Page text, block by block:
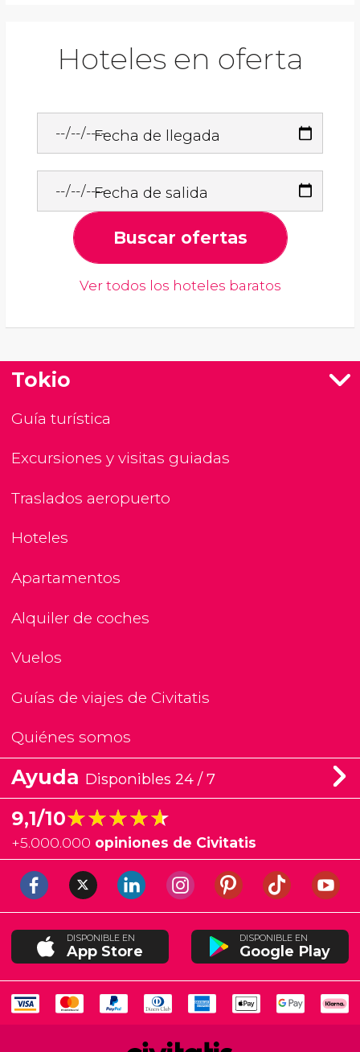
Hoteles en oferta
Fecha de llegada
Fecha de salida
Buscar ofertas
Ver todos los hoteles baratos
Tokio
Guía turística
Excursiones y visitas guiadas
Traslados aeropuerto
Hoteles
Apartamentos
Alquiler de coches
Vuelos
Guías de viajes de Civitatis
Quiénes somos
Ayuda Disponibles 24 / 7
9,1/10★★★★★
★★★★★
+5.000.000 opiniones de Civitatis
DISPONIBLE EN
App Store
DISPONIBLE EN
Google Play